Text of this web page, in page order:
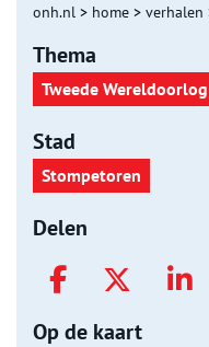
onh.nl > home > verhalen
Thema
Tweede Wereldoorlog
Stad
Stompetoren
Delen
Op de kaart